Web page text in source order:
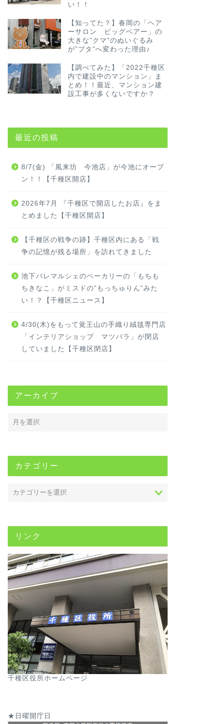
い！！
【知ってた？】春岡の「ヘア
ーサロン ビッグベアー」の
大きな”クマ”のぬいぐるみ
が”ブタ”へ変わった理由♪
【調べてみた】「2022千種区
内で建設中のマンション」ま
とめ！！最近、マンション建
設工事が多くないですか？
最近の投稿
8/7(金) 「風来坊 今池店」が今池にオープ
ン！！【千種区開店】
2026年7月 『千種区で開店したお店』をま
とめました【千種区開店】
【千種区の戦争の跡】千種区内にある「戦
争の記憶が残る場所」を訪れてきました
池下パレマルシェのベーカリーの「もちも
ちきなこ」がミスドの”もっちゅりん”みた
い！？【千種区ニュース】
4/30(木)をもって覚王山の手織り絨毯専門店
「インテリアショップ マツバラ」が閉店
していました【千種区閉店】
アーカイブ
カテゴリー
リンク
千種区役所ホームページ
★日曜開庁日